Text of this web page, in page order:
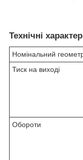
Технічні
Номінальний
Тиск на виході
Обороти